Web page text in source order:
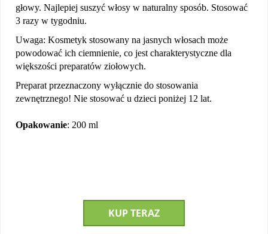
głowy. Najlepiej suszyć włosy w naturalny sposób. Stosować
3 razy w tygodniu.
Uwaga: Kosmetyk stosowany na jasnych włosach może
powodować ich ciemnienie, co jest charakterystyczne dla
większości preparatów ziołowych.
Preparat przeznaczony wyłącznie do stosowania
zewnętrznego! Nie stosować u dzieci poniżej 12 lat.
Opakowanie: 200 ml
KUP TERAZ